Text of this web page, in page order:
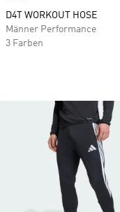
D4T WORKOUT HOSE
Männer Performance
3 Farben